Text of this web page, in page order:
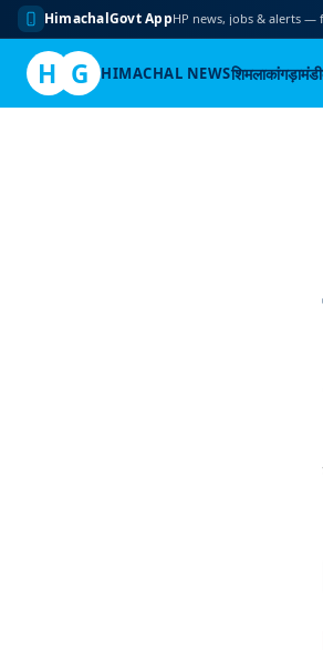
HimachalGovt AppHP news, jobs & alerts —
H G HIMACHAL NEWSशिमलाकांगड़ामंडी